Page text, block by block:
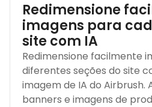
Redimensione
imagens para
site com IA
Redimensione facilmente
diferentes seções do site
imagem de IA do Airbrush.
banners e imagens de